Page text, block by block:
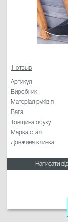
1 отзыв
Артикул
Виробник
Матеріал руків'я
Вага
Товщина обуху
Марка сталі
Довжина клинка
Написати